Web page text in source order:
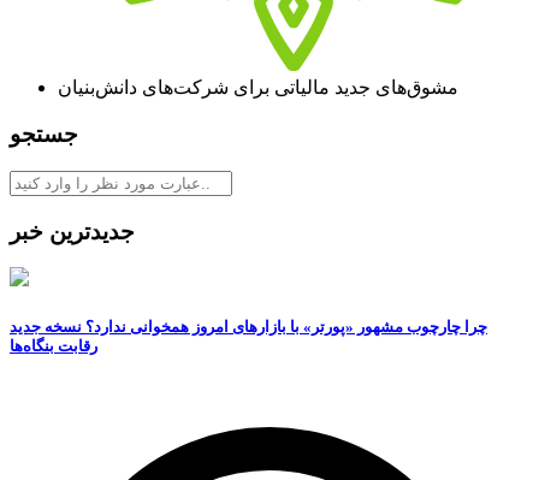
مشوق‏‌های جدید مالیاتی برای شرکت‏‌های دانش‌بنیان
جستجو
جدیدترین خبر
چرا چارچوب مشهور «پورتر» با بازارهای امروز همخوانی ندارد؟ نسخه جدید
رقابت‌ بنگاه‌ها